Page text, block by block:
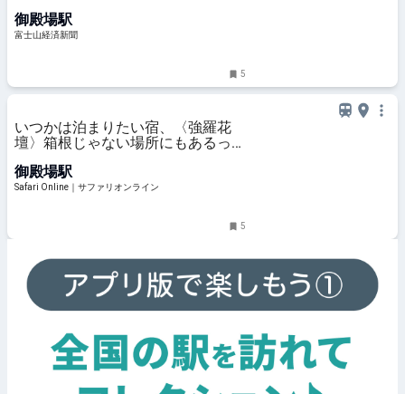
御殿場駅
富士山経済新聞
5
いつかは泊まりたい宿、〈強羅花
壇〉箱根じゃない場所にもあるって
Online
御殿場駅
Safari Online｜サファリオンライン
5